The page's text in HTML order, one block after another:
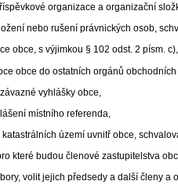
organizace a organizační
nebo rušení právnických osob,
obce, s výjimkou § 102 odst. 2 písm.
obce do ostatních orgánů
vyhlášky obce,
místního referenda,
území uvnitř obce,
které budou členové zastupitelstva
volit jejich předsedy a další členy a